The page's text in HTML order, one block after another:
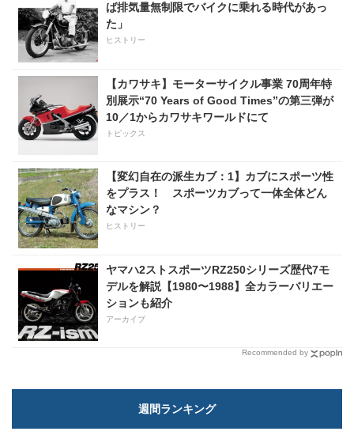
ば排気量無制限でバイクに乗れる時代があっ
た」
ヒストリー
【カワサキ】モーターサイクル事業 70周年特
別展示“70 Years of Good Times”の第三弾が
10／1からカワサキワールドにて
トピックス
【変幻自在の派生カブ：1】カブにスポーツ性
をプラス！ スポーツカブって一体全体どん
なマシン？
ヒストリー
ヤマハ2ストスポーツRZ250シリーズ歴代7モ
デルを解説【1980〜1988】全カラーバリエー
ションも紹介
アーカイブ
Recommended by
週間ランキング